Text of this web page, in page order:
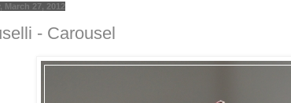
March 27, 2012
- Carousel